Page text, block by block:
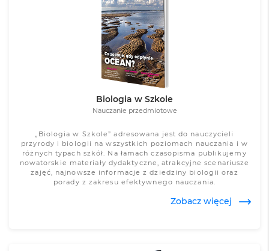
Biologia w Szkole
Nauczanie przedmiotowe
„Biologia w Szkole” adresowana jest do nauczycieli
przyrody i biologii na wszystkich poziomach nauczania i w
różnych typach szkół. Na łamach czasopisma publikujemy
nowatorskie materiały dydaktyczne, atrakcyjne scenariusze
zajęć, najnowsze informacje z dziedziny biologii oraz
porady z zakresu efektywnego nauczania.
Zobacz więcej